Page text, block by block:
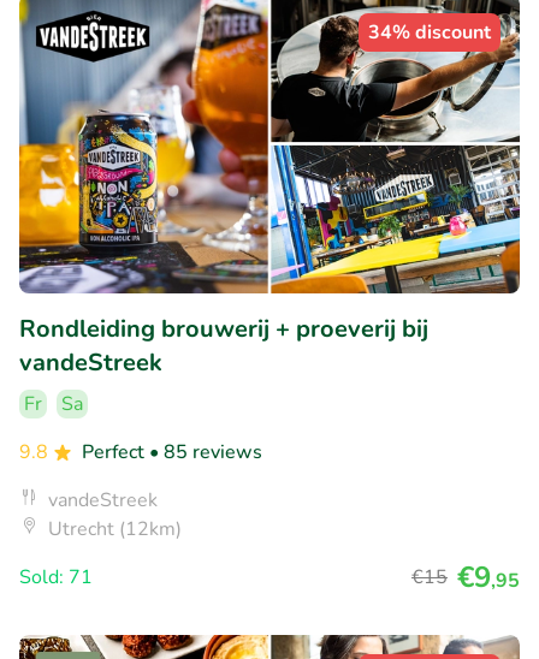
34% discount
Rondleiding brouwerij + proeverij bij
vandeStreek
Fr
Sa
9.8
Perfect • 85 reviews
vandeStreek
Utrecht (12km)
Sold: 71
€15 €9,95